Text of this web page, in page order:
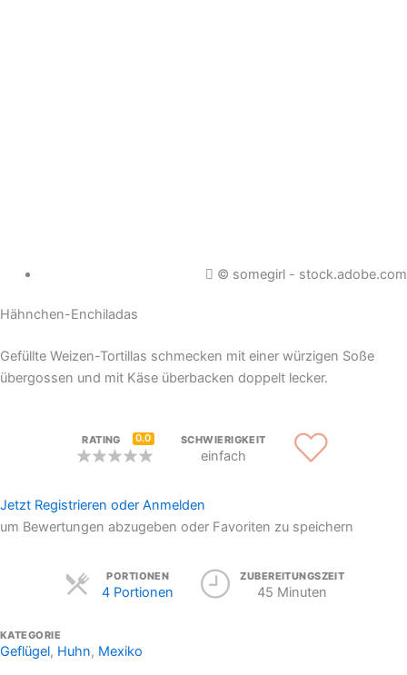
© somegirl - stock.adobe.com
Hähnchen-Enchiladas
Gefüllte Weizen-Tortillas schmecken mit einer würzigen Soße
übergossen und mit Käse überbacken doppelt lecker.
RATING 0.0 SCHWIERIGKEIT
einfach
Jetzt Registrieren oder Anmelden
um Bewertungen abzugeben oder Favoriten zu speichern
PORTIONEN
4 Portionen
Servings ZUBEREITUNGSZEIT
45 Minuten
KATEGORIE
Geflügel, Huhn, Mexiko